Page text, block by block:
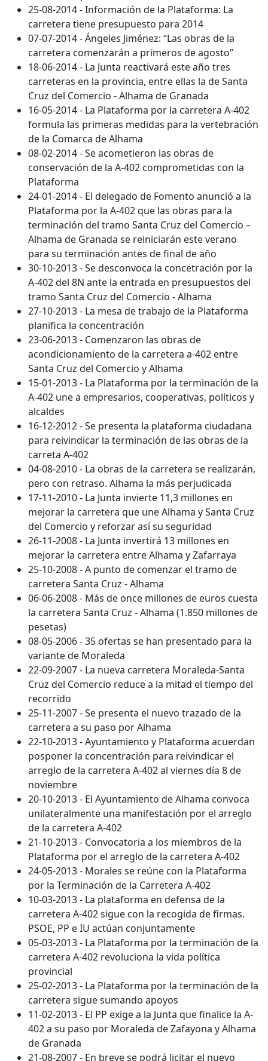
25-08-2014 - Información de la Plataforma: La
carretera tiene presupuesto para 2014
07-07-2014 - Ángeles Jiménez: “Las obras de la
carretera comenzarán a primeros de agosto”
18-06-2014 - La Junta reactivará este año tres
carreteras en la provincia, entre ellas la de Santa
Cruz del Comercio - Alhama de Granada
16-05-2014 - La Plataforma por la carretera A-402
formula las primeras medidas para la vertebración
de la Comarca de Alhama
08-02-2014 - Se acometieron las obras de
conservación de la A-402 comprometidas con la
Plataforma
24-01-2014 - El delegado de Fomento anunció a la
Plataforma por la A-402 que las obras para la
terminación del tramo Santa Cruz del Comercio –
Alhama de Granada se reiniciarán este verano
para su terminación antes de final de año
30-10-2013 - Se desconvoca la concetración por la
A-402 del 8N ante la entrada en presupuestos del
tramo Santa Cruz del Comercio - Alhama
27-10-2013 - La mesa de trabajo de la Plataforma
planifica la concentración
23-06-2013 - Comenzaron las obras de
acondicionamiento de la carretera a-402 entre
Santa Cruz del Comercio y Alhama
15-01-2013 - La Plataforma por la terminación de la
A-402 une a empresarios, cooperativas, políticos y
alcaldes
16-12-2012 - Se presenta la plataforma ciudadana
para reivindicar la terminación de las obras de la
carreta A-402
04-08-2010 - La obras de la carretera se realizarán,
pero con retraso. Alhama la más perjudicada
17-11-2010 - La Junta invierte 11,3 millones en
mejorar la carretera que une Alhama y Santa Cruz
del Comercio y reforzar así su seguridad
26-11-2008 - La Junta invertirá 13 millones en
mejorar la carretera entre Alhama y Zafarraya
25-10-2008 - A punto de comenzar el tramo de
carretera Santa Cruz - Alhama
06-06-2008 - Más de once millones de euros cuesta
la carretera Santa Cruz - Alhama (1.850 millones de
pesetas)
08-05-2006 - 35 ofertas se han presentado para la
variante de Moraleda
22-09-2007 - La nueva carretera Moraleda-Santa
Cruz del Comercio reduce a la mitad el tiempo del
recorrido
25-11-2007 - Se presenta el nuevo trazado de la
carretera a su paso por Alhama
22-10-2013 - Ayuntamiento y Plataforma acuerdan
posponer la concentración para reivindicar el
arreglo de la carretera A-402 al viernes día 8 de
noviembre
20-10-2013 - El Ayuntamiento de Alhama convoca
unilateralmente una manifestación por el arreglo
de la carretera A-402
21-10-2013 - Convocatoria a los miembros de la
Plataforma por el arreglo de la carretera A-402
24-05-2013 - Morales se reúne con la Plataforma
por la Terminación de la Carretera A-402
10-03-2013 - La plataforma en defensa de la
carretera A-402 sigue con la recogida de firmas.
PSOE, PP e IU actúan conjuntamente
05-03-2013 - La Plataforma por la terminación de la
carretera A-402 revoluciona la vida política
provincial
25-02-2013 - La Plataforma por la terminación de la
carretera sigue sumando apoyos
11-02-2013 - El PP exige a la Junta que finalice la A-
402 a su paso por Moraleda de Zafayona y Alhama
de Granada
21-08-2007 - En breve se podrá licitar el nuevo